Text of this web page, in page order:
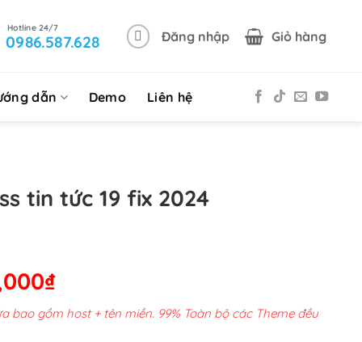
0986.587.628 Đăng nhập Giỏ hàng
dẫn Demo Liên hệ
tin tức 19 fix 2024
₫Giá
hiện
tại
bao gồm host + tên miền. 99% Toàn bộ các Theme đều